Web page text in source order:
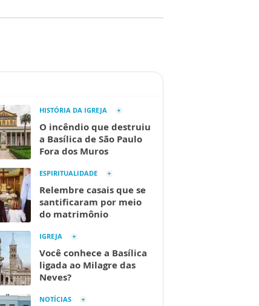
HISTÓRIA DA IGREJA
O incêndio que destruiu
a Basílica de São Paulo
Fora dos Muros
ESPIRITUALIDADE
Relembre casais que se
santificaram por meio
do matrimônio
IGREJA
Você conhece a Basílica
ligada ao Milagre das
Neves?
NOTÍCIAS